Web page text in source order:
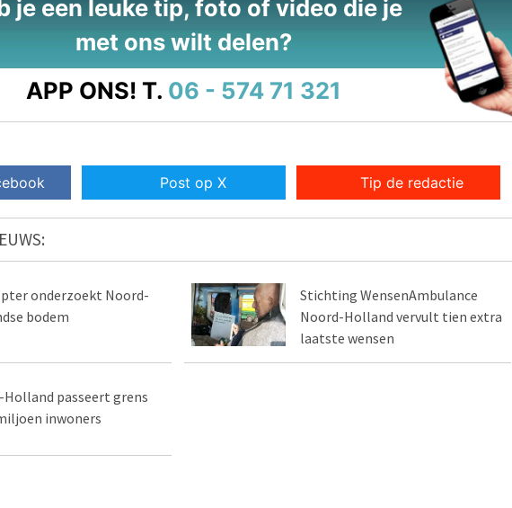
je een leuke tip, foto of video die je
met ons wilt delen?
APP ONS! T. 06 - 574 71 321
Post op X Tip de redactie
onderzoekt Noord-
bodem
Stichting WensenAmbulance
Noord-Holland vervult tien extra
laatste wensen
Holland passeert grens
inwoners